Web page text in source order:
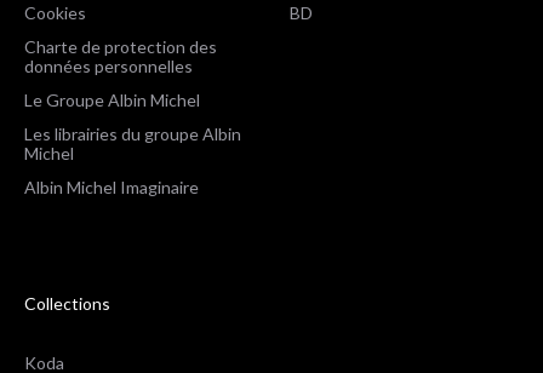
Cookies
Charte de protection des
données personnelles
Le Groupe Albin Michel
Les librairies du groupe Albin
Michel
Albin Michel Imaginaire
BD
Collections
Koda